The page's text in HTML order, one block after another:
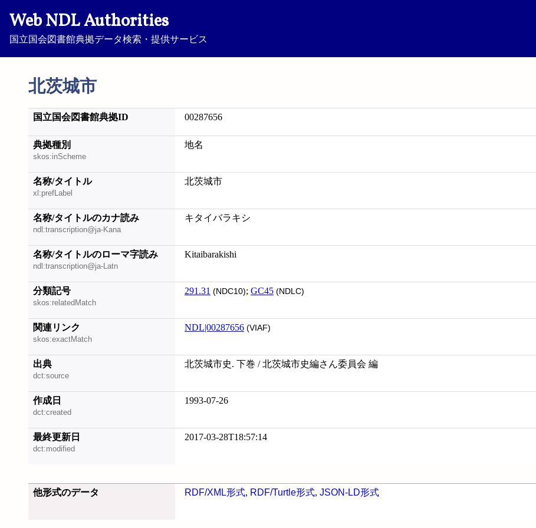
Web NDL Authorities
国立国会図書館典拠データ検索・提供サービス
北茨城市
国立国会図書館典拠ID 00287656
典拠種別
skos:inScheme
地名
名称/タイトル
xl:prefLabel
北茨城市
名称/タイトルのカナ読み
ndl:transcription@ja-Kana
キタイバラキシ
名称/タイトルのローマ字読み
ndl:transcription@ja-Latn
Kitaibarakishi
分類記号
skos:relatedMatch
291.31 (NDC10); GC45 (NDLC)
関連リンク
skos:exactMatch
NDL|00287656 (VIAF)
出典
dct:source
北茨城市史. 下巻 / 北茨城市史編さん委員会 編
作成日
dct:created
1993-07-26
最終更新日
dct:modified
2017-03-28T18:57:14
他形式のデータ RDF/XML形式, RDF/Turtle形式, JSON-LD形式